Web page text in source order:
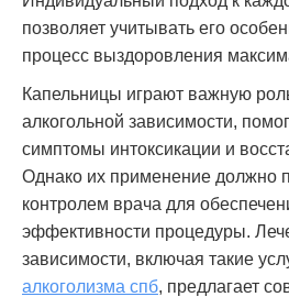
позволяет учитывать его
процесс выздоровления
Капельницы играют важную
алкогольной зависимости,
симптомы интоксикации и
Однако их применение должно
контролем врача для
эффективности процедуры.
зависимости, включая такие
алкоголизма спб, предлагает